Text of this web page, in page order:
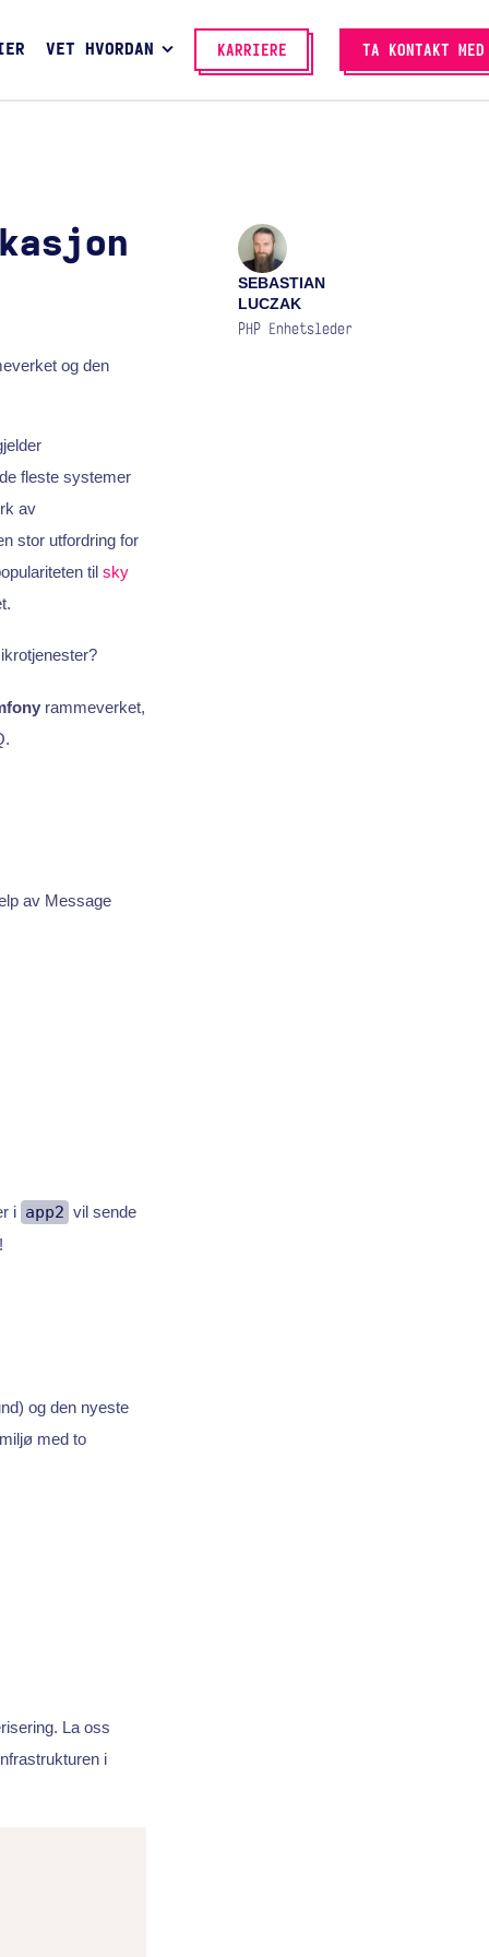
VET HVORDAN KARRIERE TA KONTAKT MED
SEBASTIAN
LUCZAK
PHP Enhetsleder
og den
fleste systemer
av
stor utfordring for
til sky
rammeverket,
av Message
i app2 vil sende
og den nyeste
med to
La oss
i